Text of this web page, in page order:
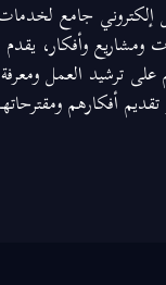
إلكتروني جامع لخدمات
ومشاريع وأفكار،
على ترشيد العمل
تقديم أفكارهم